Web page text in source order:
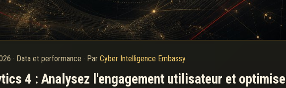
· Data et performance · Par Cyber Intelligence Embassy
4 : Analysez l'engagement utilisateur et